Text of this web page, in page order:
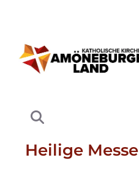
Heilige Messe